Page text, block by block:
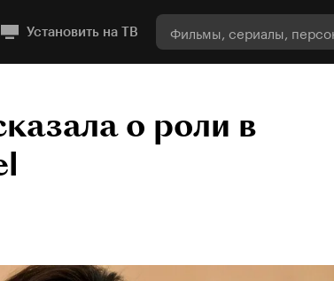
Установить на ТВ
о роли в